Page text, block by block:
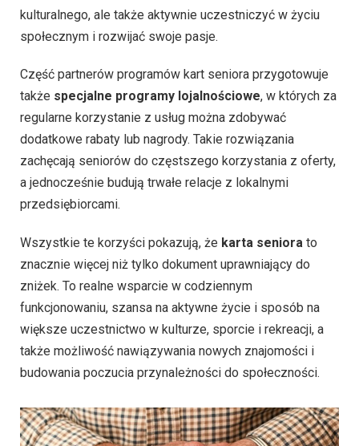
kulturalnego, ale także aktywnie uczestniczyć w życiu
społecznym i rozwijać swoje pasje.
Część partnerów programów kart seniora przygotowuje
także specjalne programy lojalnościowe, w których za
regularne korzystanie z usług można zdobywać
dodatkowe rabaty lub nagrody. Takie rozwiązania
zachęcają seniorów do częstszego korzystania z oferty,
a jednocześnie budują trwałe relacje z lokalnymi
przedsiębiorcami.
Wszystkie te korzyści pokazują, że karta seniora to
znacznie więcej niż tylko dokument uprawniający do
zniżek. To realne wsparcie w codziennym
funkcjonowaniu, szansa na aktywne życie i sposób na
większe uczestnictwo w kulturze, sporcie i rekreacji, a
także możliwość nawiązywania nowych znajomości i
budowania poczucia przynależności do społeczności.